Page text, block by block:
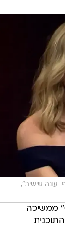
עונה שישית",
ממשיכה